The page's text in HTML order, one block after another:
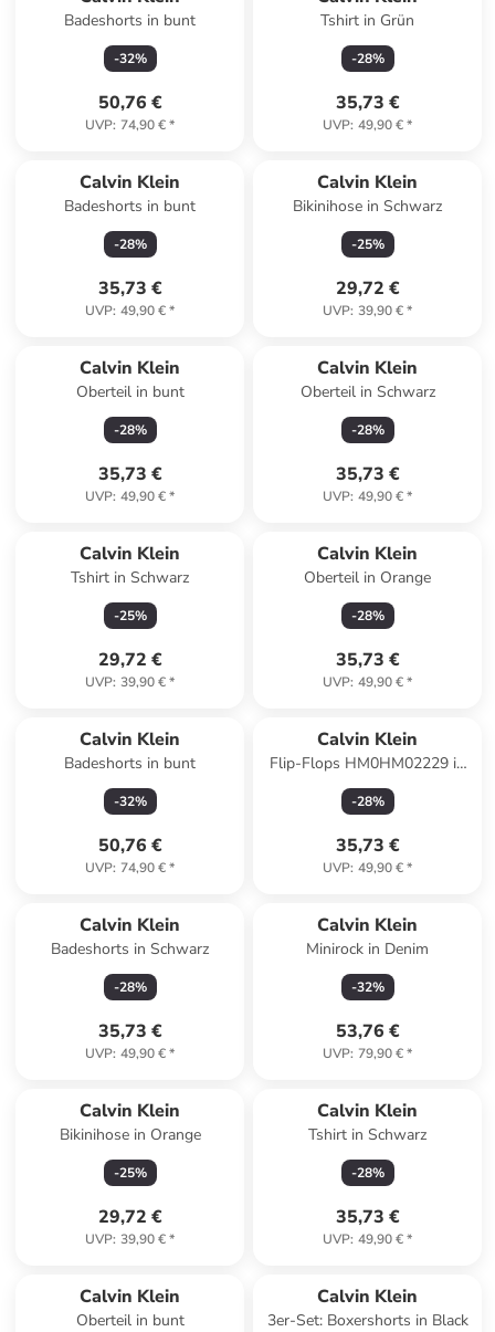
Badeshorts in bunt
-32%
50,76 €
UVP: 74,90 €*
Tshirt in Grün
-28%
35,73 €
UVP: 49,90 €*
Calvin Klein
Badeshorts in bunt
-28%
35,73 €
UVP: 49,90 €*
Calvin Klein
Bikinihose in Schwarz
-25%
29,72 €
UVP: 39,90 €*
Calvin Klein
Oberteil in bunt
-28%
35,73 €
UVP: 49,90 €*
Calvin Klein
Oberteil in Schwarz
-28%
35,73 €
UVP: 49,90 €*
Calvin Klein
Tshirt in Schwarz
-25%
29,72 €
UVP: 39,90 €*
Calvin Klein
Oberteil in Orange
-28%
35,73 €
UVP: 49,90 €*
Calvin Klein
Badeshorts in bunt
-32%
50,76 €
UVP: 74,90 €*
Calvin Klein
Flip-Flops HM0HM02229 in
Schwarz
-28%
35,73 €
UVP: 49,90 €*
Calvin Klein
Badeshorts in Schwarz
-28%
35,73 €
UVP: 49,90 €*
Calvin Klein
Minirock in Denim
-32%
53,76 €
UVP: 79,90 €*
Calvin Klein
Bikinihose in Orange
-25%
29,72 €
UVP: 39,90 €*
Calvin Klein
Tshirt in Schwarz
-28%
35,73 €
UVP: 49,90 €*
Calvin Klein
Oberteil in bunt
Calvin Klein
3er-Set: Boxershorts in Black